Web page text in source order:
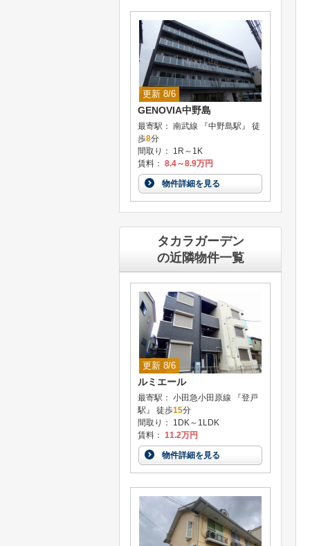
更新 8/6
GENOVIA中野島
最寄駅： 南武線 『中野島駅』 徒
歩8分
間取り： 1R～1K
賃料： 8.4～8.9万円
物件詳細を見る
タカラガーデン
の近隣物件一覧
更新 8/6
ルミエール
最寄駅： 小田急小田原線 『登戸
駅』 徒歩15分
間取り： 1DK～1LDK
賃料： 11.2万円
物件詳細を見る